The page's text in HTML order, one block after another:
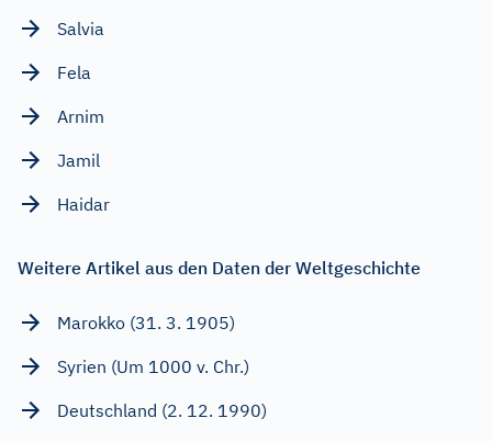
Salvia
Fela
Arnim
Jamil
Haidar
Weitere Artikel aus den Daten der Weltgeschichte
Marokko (31. 3. 1905)
Syrien (Um 1000 v. Chr.)
Deutschland (2. 12. 1990)